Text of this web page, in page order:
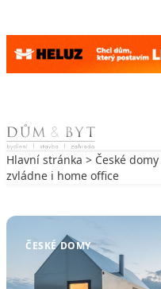
Skip to content
Hlavní stránka > České domy
zvládne i home office
ČESKÉ DOMY